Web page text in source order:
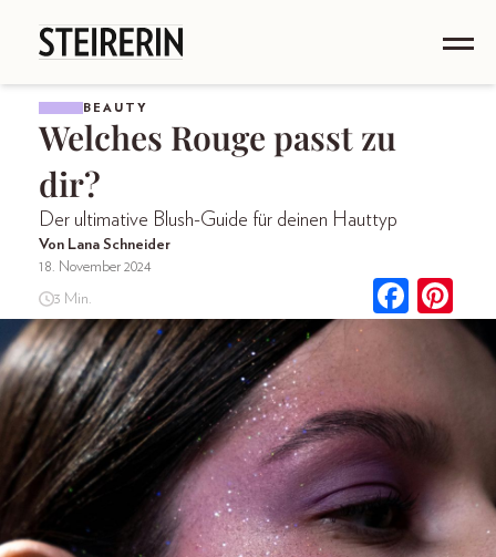
BEAUTY
Welches Rouge passt zu
dir?
Der ultimative Blush-Guide für deinen Hauttyp
Von Lana Schneider
18. November 2024
3 Min.